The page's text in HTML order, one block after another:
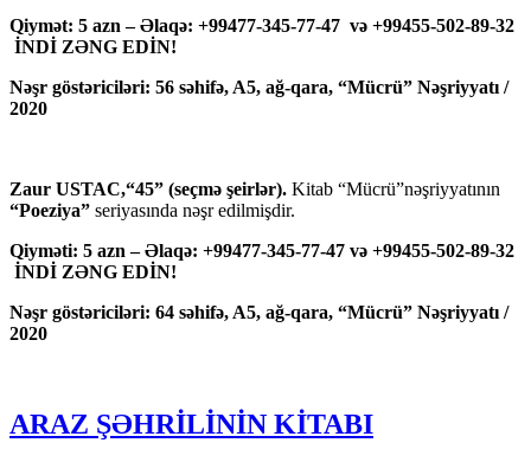
Qiymət: 5 azn – Əlaqə: +99477-345-77-47 və +99455-502-89-32
İNDİ ZƏNG EDİN!
Nəşr göstəriciləri: 56 səhifə, A5, ağ-qara, “Mücrü” Nəşriyyatı /
2020
Zaur USTAC,“45” (seçmə şeirlər). Kitab “Mücrü”nəşriyyatının
“Poeziya” seriyasında nəşr edilmişdir.
Qiyməti: 5 azn – Əlaqə: +99477-345-77-47 və +99455-502-89-32
İNDİ ZƏNG EDİN!
Nəşr göstəriciləri: 64 səhifə, A5, ağ-qara, “Mücrü” Nəşriyyatı /
2020
ARAZ ŞƏHRİLİNİN KİTABI